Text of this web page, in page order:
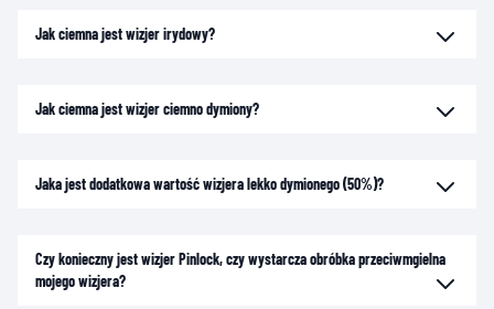
Jak ciemna jest wizjer irydowy?
Jak ciemna jest wizjer ciemno dymiony?
Jaka jest dodatkowa wartość wizjera lekko dymionego (50%)?
Czy konieczny jest wizjer Pinlock, czy wystarcza obróbka przeciwmgielna
mojego wizjera?